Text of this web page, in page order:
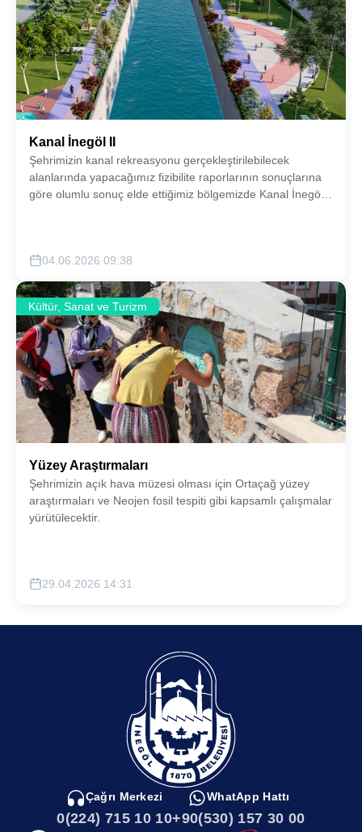
Kanal İnegöl II
Şehrimizin kanal rekreasyonu gerçekleştirilebilecek
alanlarında yapacağımız fizibilite raporlarının sonuçlarına
göre olumlu sonuç elde ettiğimiz bölgemizde Kanal İnegöl
04.06.2026 09:38
Kültür, Sanat ve Turizm
Yüzey Araştırmaları
Şehrimizin açık hava müzesi olması için Ortaçağ yüzey
araştırmaları ve Neojen fosil tespiti gibi kapsamlı çalışmalar
yürütülecektir.
29.04.2026 14:31
Çağrı Merkezi
0(224) 715 10 10
WhatApp Hattı
+90(530) 157 30 00